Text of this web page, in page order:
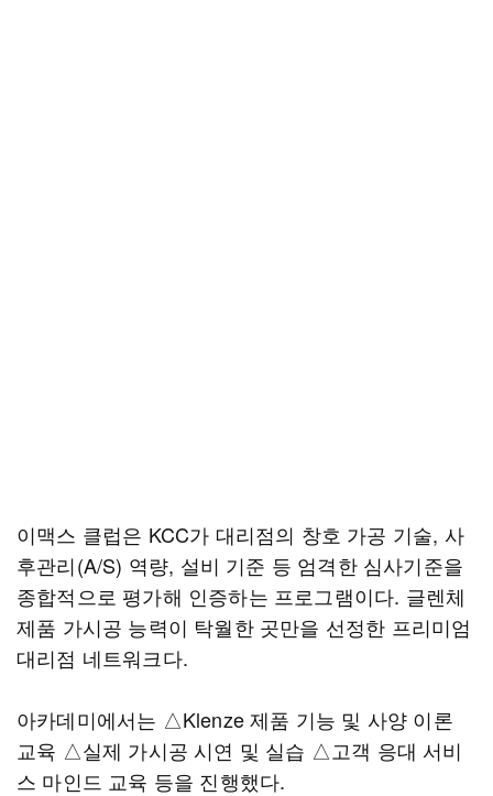
이맥스 클럽은 KCC가 대리점의 창호 가공 기술, 사
후관리(A/S) 역량, 설비 기준 등 엄격한 심사기준을
종합적으로 평가해 인증하는 프로그램이다. 글렌체
제품 가시공 능력이 탁월한 곳만을 선정한 프리미엄
대리점 네트워크다.
아카데미에서는 △Klenze 제품 기능 및 사양 이론
교육 △실제 가시공 시연 및 실습 △고객 응대 서비
스 마인드 교육 등을 진행했다.